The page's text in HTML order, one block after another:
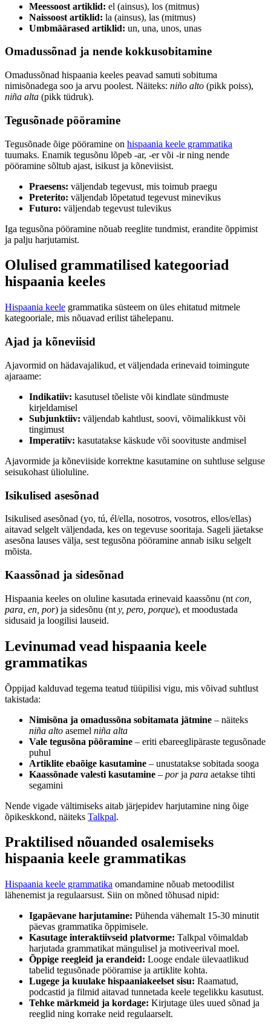
Meessoost artiklid: el (ainsus), los (mitmus)
Naissoost artiklid: la (ainsus), las (mitmus)
Umbmäärased artiklid: un, una, unos, unas
Omadussõnad ja nende kokkusobitamine
Omadussõnad hispaania keeles peavad samuti sobituma
nimisõnadega soo ja arvu poolest. Näiteks: niño alto (pikk poiss),
niña alta (pikk tüdruk).
Tegusõnade pööramine
Tegusõnade õige pööramine on hispaania keele grammatika
tuumaks. Enamik tegusõnu lõpeb -ar, -er või -ir ning nende
pööramine sõltub ajast, isikust ja kõneviisist.
Praesens: väljendab tegevust, mis toimub praegu
Preterito: väljendab lõpetatud tegevust minevikus
Futuro: väljendab tegevust tulevikus
Iga tegusõna pööramine nõuab reeglite tundmist, erandite õppimist
ja palju harjutamist.
Olulised grammatilised kategooriad
hispaania keeles
Hispaania keele grammatika süsteem on üles ehitatud mitmele
kategooriale, mis nõuavad erilist tähelepanu.
Ajad ja kõneviisid
Ajavormid on hädavajalikud, et väljendada erinevaid toimingute
ajaraame:
Indikatiiv: kasutusel tõeliste või kindlate sündmuste
kirjeldamisel
Subjunktiiv: väljendab kahtlust, soovi, võimalikkust või
tingimust
Imperatiiv: kasutatakse käskude või soovituste andmisel
Ajavormide ja kõneviiside korrektne kasutamine on suhtluse selguse
seisukohast ülioluline.
Isikulised asesõnad
Isikulised asesõnad (yo, tú, él/ella, nosotros, vosotros, ellos/ellas)
aitavad selgelt väljendada, kes on tegevuse sooritaja. Sageli jäetakse
asesõna lauses välja, sest tegusõna pööramine annab isiku selgelt
mõista.
Kaassõnad ja sidesõnad
Hispaania keeles on oluline kasutada erinevaid kaassõnu (nt con,
para, en, por) ja sidesõnu (nt y, pero, porque), et moodustada
sidusaid ja loogilisi lauseid.
Levinumad vead hispaania keele
grammatikas
Õppijad kalduvad tegema teatud tüüpilisi vigu, mis võivad suhtlust
takistada:
Nimisõna ja omadussõna sobitamata jätmine – näiteks
niña alto asemel niña alta
Vale tegusõna pööramine – eriti ebareeglipäraste tegusõnade
puhul
Artiklite ebaõige kasutamine – unustatakse sobitada sooga
Kaassõnade valesti kasutamine – porja para aetakse tihti
segamini
Nende vigade vältimiseks aitab järjepidev harjutamine ning õige
õpikeskkond, näiteks Talkpal.
Praktilised nõuanded osalemiseks
hispaania keele grammatikas
Hispaania keele grammatika omandamine nõuab metoodilist
lähenemist ja regulaarsust. Siin on mõned tõhusad nipid:
Igapäevane harjutamine: Pühenda vähemalt 15-30 minutit
päevas grammatika õppimisele.
Kasutage interaktiivseid platvorme: Talkpal võimaldab
harjutada grammatikat mängulisel ja motiveerival moel.
Õppige reegleid ja erandeid: Looge endale ülevaatlikud
tabelid tegusõnade pööramise ja artiklite kohta.
Lugege ja kuulake hispaaniakeelset sisu: Raamatud,
podcastid ja filmid aitavad tunnetada keele tegelikku kasutust.
Tehke märkmeid ja kordage: Kirjutage üles uued sõnad ja
reeglid ning korrake neid regulaarselt.